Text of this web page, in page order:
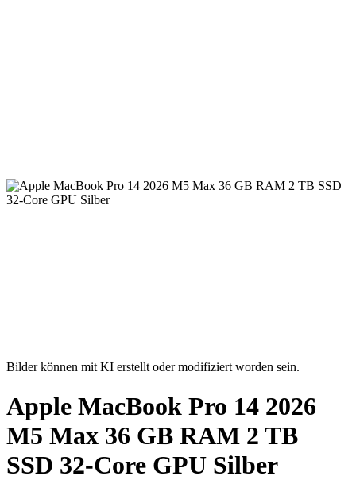
Bilder können mit KI erstellt oder modifiziert worden sein.
Apple MacBook Pro 14 2026
M5 Max 36 GB RAM 2 TB
SSD 32-Core GPU Silber